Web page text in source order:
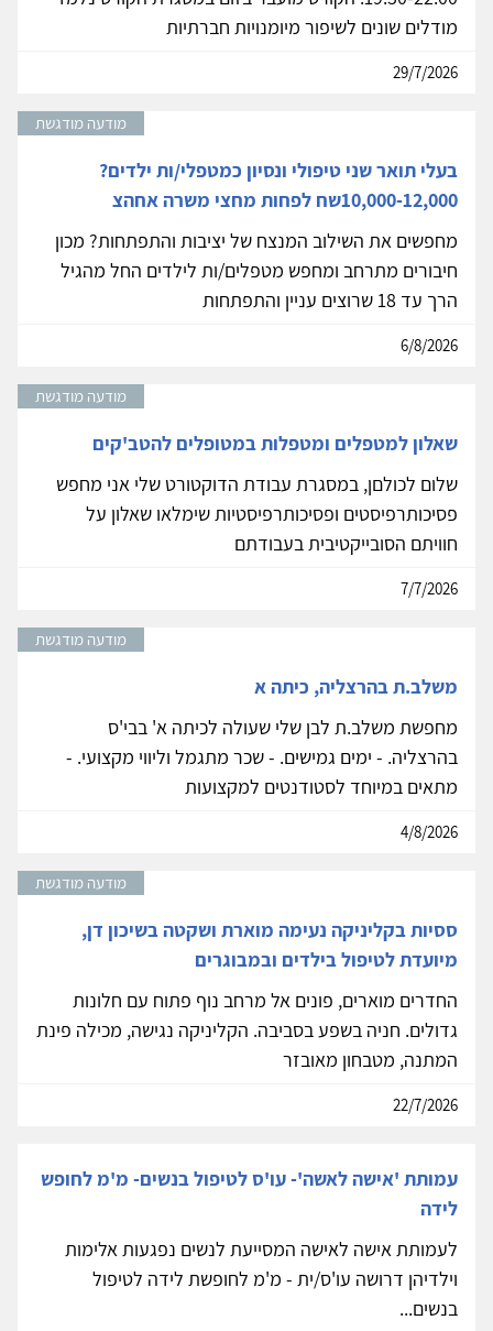
מודלים שונים לשיפור מיומנויות חברתיות
29/7/2026
מודעה מודגשת
בעלי תואר שני טיפולי ונסיון כמטפלי/ות ילדים?
10,000-12,000שח לפחות מחצי משרה אחהצ
מחפשים את השילוב המנצח של יציבות והתפתחות? מכון
חיבורים מתרחב ומחפש מטפלים/ות לילדים החל מהגיל
הרך עד 18 שרוצים עניין והתפתחות
6/8/2026
מודעה מודגשת
שאלון למטפלים ומטפלות במטופלים להטב'קים
שלום לכולםן, במסגרת עבודת הדוקטורט שלי אני מחפש
פסיכותרפיסטים ופסיכותרפיסטיות שימלאו שאלון על
חוויתם הסובייקטיבית בעבודתם
7/7/2026
מודעה מודגשת
משלב.ת בהרצליה, כיתה א
מחפשת משלב.ת לבן שלי שעולה לכיתה א' בבי'ס
בהרצליה. - ימים גמישים. - שכר מתגמל וליווי מקצועי. -
מתאים במיוחד לסטודנטים למקצועות
4/8/2026
מודעה מודגשת
ססיות בקליניקה נעימה מוארת ושקטה בשיכון דן,
מיועדת לטיפול בילדים ובמבוגרים
החדרים מוארים, פונים אל מרחב נוף פתוח עם חלונות
גדולים. חניה בשפע בסביבה. הקליניקה נגישה, מכילה פינת
המתנה, מטבחון מאובזר
22/7/2026
עמותת 'אישה לאשה'- עו'ס לטיפול בנשים- מ'מ לחופש
לידה
לעמותת אישה לאישה המסייעת לנשים נפגעות אלימות
וילדיהן דרושה עו'ס/ית - מ'מ לחופשת לידה לטיפול
בנשים...